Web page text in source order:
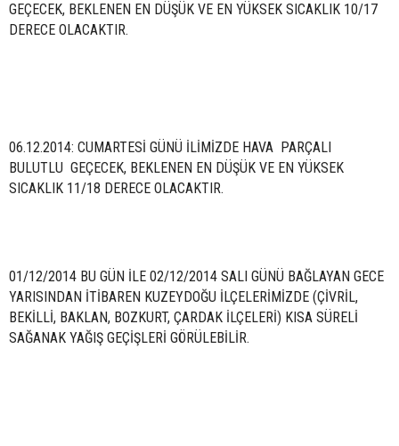
GEÇECEK, BEKLENEN EN DÜŞÜK VE EN YÜKSEK SICAKLIK 10/17
DERECE OLACAKTIR.
06.12.2014: CUMARTESİ GÜNÜ İLİMİZDE HAVA PARÇALI
BULUTLU GEÇECEK, BEKLENEN EN DÜŞÜK VE EN YÜKSEK
SICAKLIK 11/18 DERECE OLACAKTIR.
01/12/2014 BU GÜN İLE 02/12/2014 SALI GÜNÜ BAĞLAYAN GECE
YARISINDAN İTİBAREN KUZEYDOĞU İLÇELERİMİZDE (ÇİVRİL,
BEKİLLİ, BAKLAN, BOZKURT, ÇARDAK İLÇELERİ) KISA SÜRELİ
SAĞANAK YAĞIŞ GEÇİŞLERİ GÖRÜLEBİLİR.